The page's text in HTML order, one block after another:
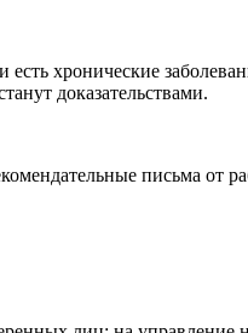
хронические
доказательствами.
письма от